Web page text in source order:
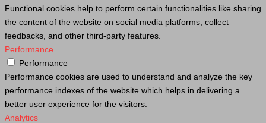
Functional cookies help to perform certain functionalities like sharing
the content of the website on social media platforms, collect
feedbacks, and other third-party features.
Performance
Performance
Performance cookies are used to understand and analyze the key
performance indexes of the website which helps in delivering a
better user experience for the visitors.
Analytics